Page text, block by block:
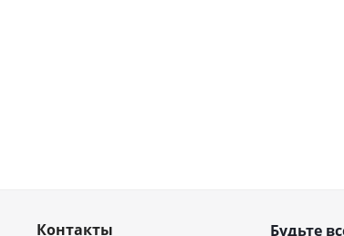
Контакты Будьте